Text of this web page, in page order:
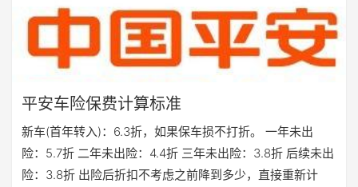
平安车险保费计算标准
新车(首年转入)：6.3折，如果保车损不打折。 一年未出
险：5.7折 二年未出险：4.4折 三年未出险：3.8折 后续未出
险：3.8折 出险后折扣不考虑之前降到多少，直接重新计